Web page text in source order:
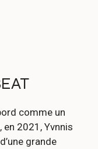
comme un
2021, Yvnnis
grande